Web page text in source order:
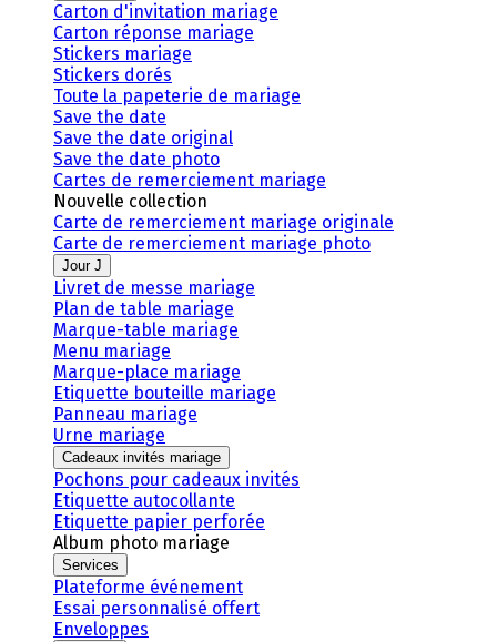
Carton d'invitation mariage
Carton réponse mariage
Stickers mariage
Stickers dorés
Toute la papeterie de mariage
Save the date
Save the date original
Save the date photo
Cartes de remerciement mariage
Nouvelle collection
Carte de remerciement mariage originale
Carte de remerciement mariage photo
Jour J
Livret de messe mariage
Plan de table mariage
Marque-table mariage
Menu mariage
Marque-place mariage
Etiquette bouteille mariage
Panneau mariage
Urne mariage
Cadeaux invités mariage
Pochons pour cadeaux invités
Etiquette autocollante
Etiquette papier perforée
Album photo mariage
Services
Plateforme événement
Essai personnalisé offert
Enveloppes